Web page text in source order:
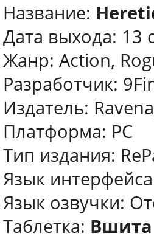
Название:
Дата выхода: 13
Жанр: Action,
Разработчик:
Издатель:
Платформа: PC
Тип издания:
Язык
Язык озвучки:
Таблетка: Вшита